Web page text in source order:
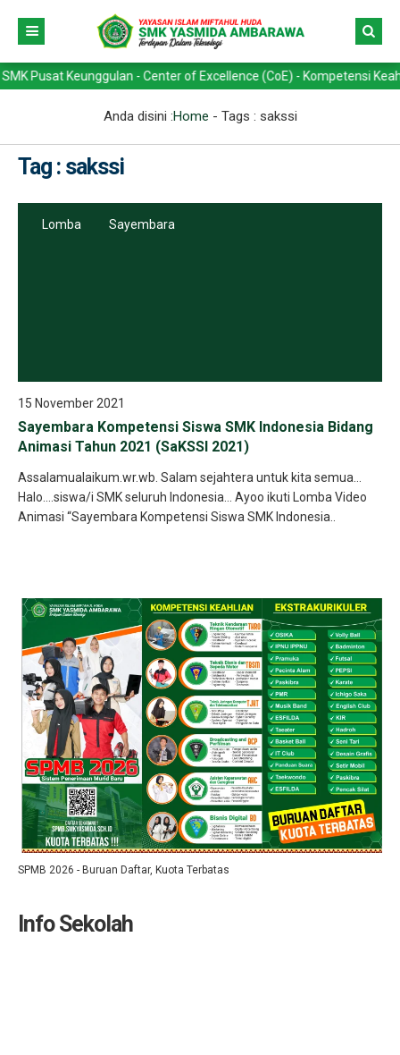
Pusat Keunggulan - Center of Excellence (CoE) - Kompetensi
Anda disini :Home - Tags : sakssi
Tag : sakssi
Lomba Sayembara
15 November 2021
Sayembara Kompetensi Siswa SMK Indonesia Bidang
Animasi Tahun 2021 (SaKSSI 2021)
Assalamualaikum.wr.wb. Salam sejahtera untuk kita semua…
Halo….siswa/i SMK seluruh Indonesia… Ayoo ikuti Lomba Video
Animasi “Sayembara Kompetensi Siswa SMK Indonesia..
SPMB 2026 - Buruan Daftar, Kuota Terbatas
Info Sekolah